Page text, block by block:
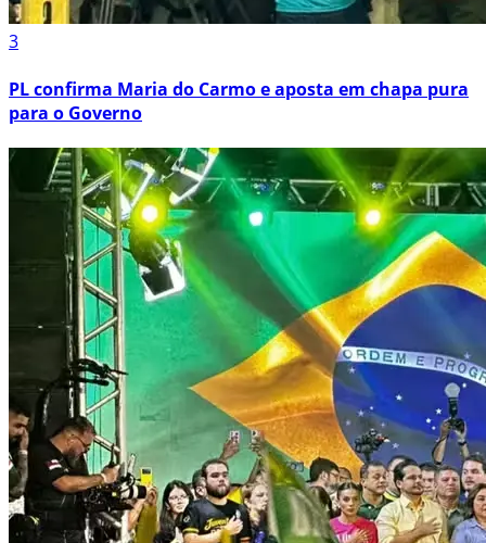
3
PL confirma Maria do Carmo e aposta em chapa pura
para o Governo